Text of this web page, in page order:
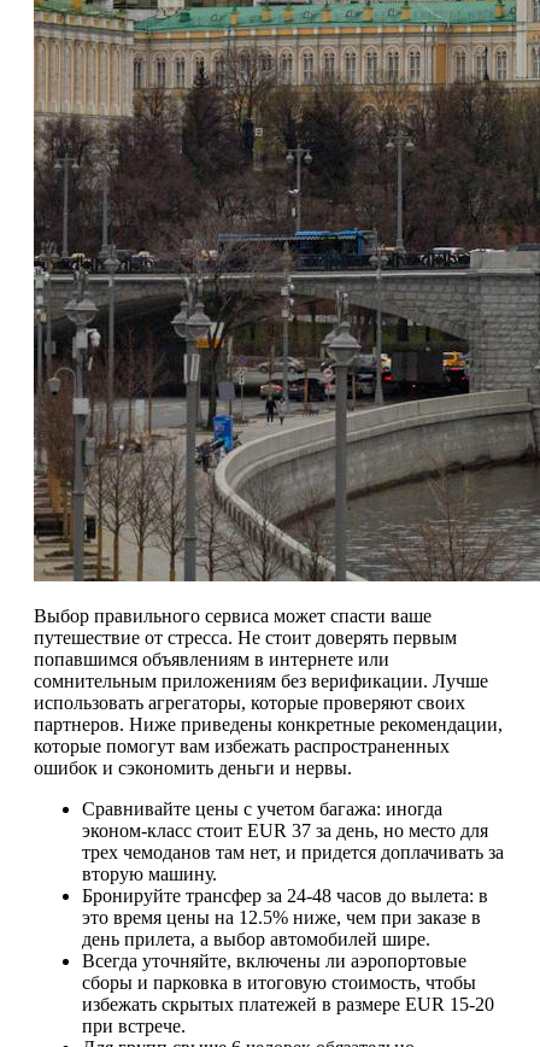
Выбор правильного сервиса может спасти ваше
путешествие от стресса. Не стоит доверять первым
попавшимся объявлениям в интернете или
сомнительным приложениям без верификации. Лучше
использовать агрегаторы, которые проверяют своих
партнеров. Ниже приведены конкретные рекомендации,
которые помогут вам избежать распространенных
ошибок и сэкономить деньги и нервы.
Сравнивайте цены с учетом багажа: иногда
эконом-класс стоит EUR 37 за день, но место для
трех чемоданов там нет, и придется доплачивать за
вторую машину.
Бронируйте трансфер за 24-48 часов до вылета: в
это время цены на 12.5% ниже, чем при заказе в
день прилета, а выбор автомобилей шире.
Всегда уточняйте, включены ли аэропортовые
сборы и парковка в итоговую стоимость, чтобы
избежать скрытых платежей в размере EUR 15-20
при встрече.